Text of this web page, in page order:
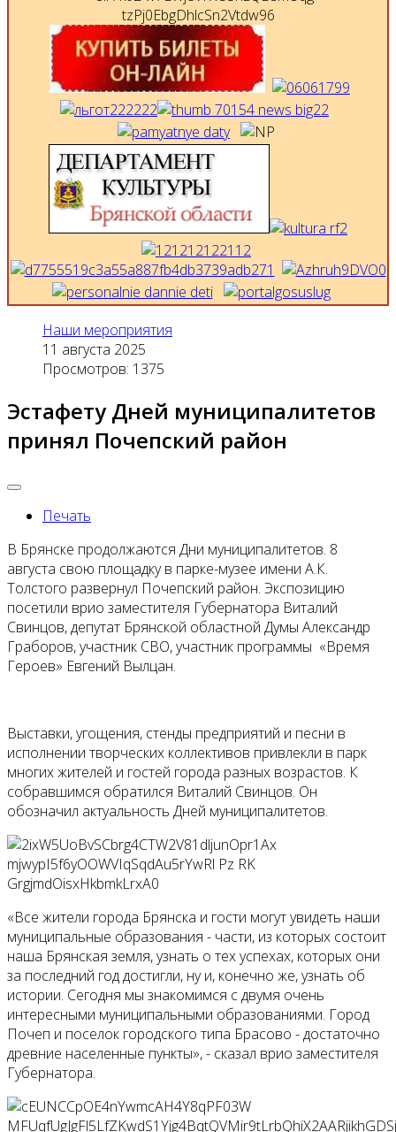
Наши мероприятия
11 августа 2025
Просмотров: 1375
Эстафету Дней муниципалитетов
принял Почепский район
Печать
В Брянске продолжаются Дни муниципалитетов. 8
августа свою площадку в парке-музее имени А.К.
Толстого развернул Почепский район. Экспозицию
посетили врио заместителя Губернатора Виталий
Свинцов, депутат Брянской областной Думы Александр
Граборов, участник СВО, участник программы «Время
Героев» Евгений Вылцан.
Выставки, угощения, стенды предприятий и песни в
исполнении творческих коллективов привлекли в парк
многих жителей и гостей города разных возрастов. К
собравшимся обратился Виталий Свинцов. Он
обозначил актуальность Дней муниципалитетов.
«Все жители города Брянска и гости могут увидеть наши
муниципальные образования - части, из которых состоит
наша Брянская земля, узнать о тех успехах, которых они
за последний год достигли, ну и, конечно же, узнать об
истории. Сегодня мы знакомимся с двумя очень
интересными муниципальными образованиями. Город
Почеп и поселок городского типа Брасово - достаточно
древние населенные пункты», - сказал врио заместителя
Губернатора.